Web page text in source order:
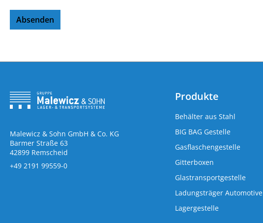
Absenden
Malewicz & Sohn GmbH & Co. KG
Barmer Straße 63
42899 Remscheid
+49 2191 99559-0
Produkte
Behälter aus Stahl
BIG BAG Gestelle
Gasflaschengestelle
Gitterboxen
Glastransportgestelle
Ladungsträger Automotive
Lagergestelle